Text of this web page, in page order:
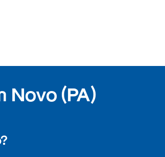
Novo (PA)